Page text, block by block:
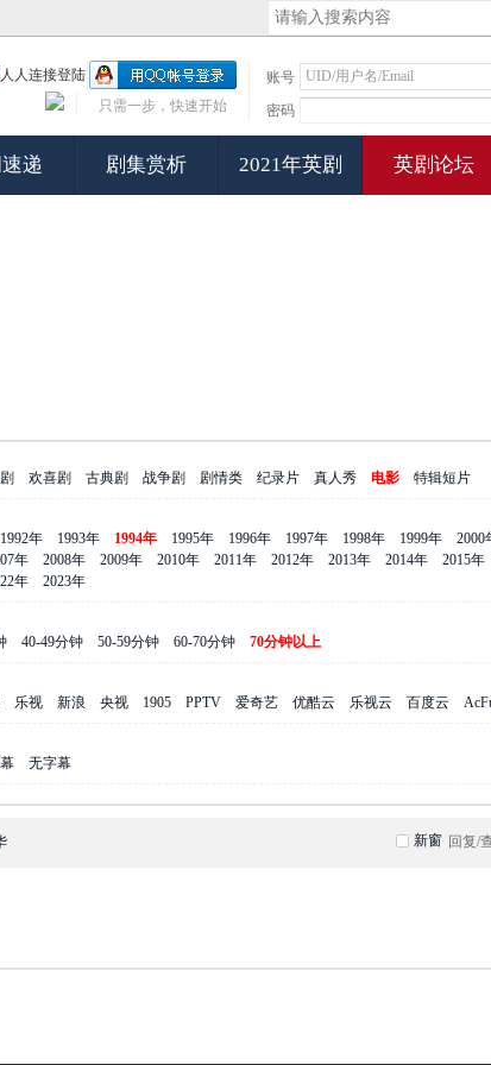
账号
密码
只需一步，快速开始
递 剧集赏析 2021年英剧 英剧论坛
欢喜剧 古典剧 战争剧 剧情类 纪录片 真人秀 电影 特辑短片
1992年 1993年 1994年 1995年 1996年 1997年 1998年 1999年 2000
年 2008年 2009年 2010年 2011年 2012年 2013年 2014年 2015年
年 2023年
40-49分钟 50-59分钟 60-70分钟 70分钟以上
乐视 新浪 央视 1905 PPTV 爱奇艺 优酷云 乐视云 百度云
无字幕
新窗 回复/